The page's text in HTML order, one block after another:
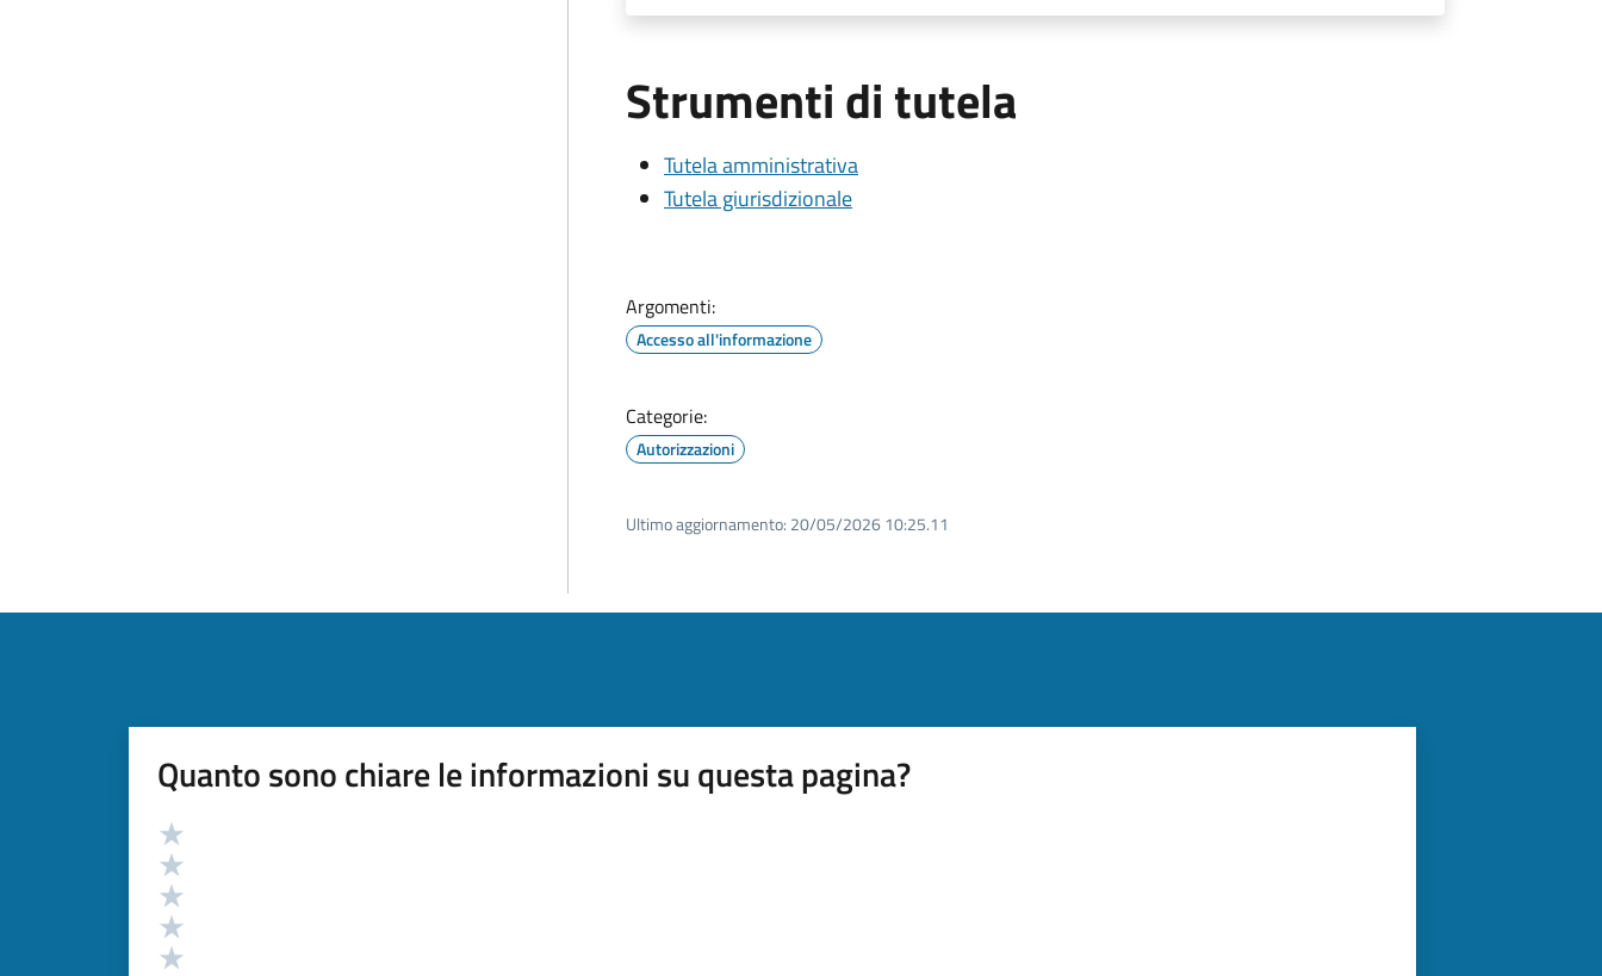
Strumenti di tutela
Tutela amministrativa
Tutela giurisdizionale
Argomenti:
Accesso all'informazione
Categorie:
Autorizzazioni
Ultimo aggiornamento: 20/05/2026 10:25.11
Quanto sono chiare le informazioni su questa pagina?
Valutazione